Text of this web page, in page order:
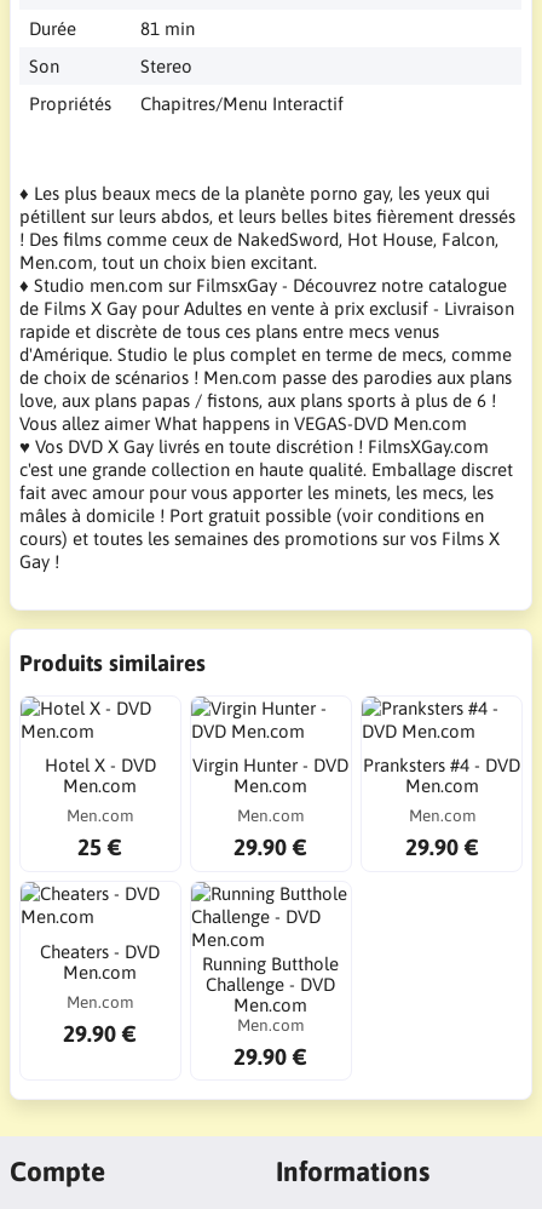
Durée
81 min
Son
Stereo
Propriétés
Chapitres/Menu Interactif
♦ Les plus beaux mecs de la planète porno gay, les yeux qui
pétillent sur leurs abdos, et leurs belles bites fièrement dressés
! Des films comme ceux de NakedSword, Hot House, Falcon,
Men.com, tout un choix bien excitant.
♦ Studio men.com sur FilmsxGay - Découvrez notre catalogue
de Films X Gay pour Adultes en vente à prix exclusif - Livraison
rapide et discrète de tous ces plans entre mecs venus
d'Amérique. Studio le plus complet en terme de mecs, comme
de choix de scénarios ! Men.com passe des parodies aux plans
love, aux plans papas / fistons, aux plans sports à plus de 6 !
Vous allez aimer What happens in VEGAS-DVD Men.com
♥ Vos DVD X Gay livrés en toute discrétion ! FilmsXGay.com
c'est une grande collection en haute qualité. Emballage discret
fait avec amour pour vous apporter les minets, les mecs, les
mâles à domicile ! Port gratuit possible (voir conditions en
cours) et toutes les semaines des promotions sur vos Films X
Gay !
Produits similaires
Hotel X - DVD
Men.com
Men.com
25 €
Virgin Hunter - DVD
Men.com
Men.com
29.90 €
Pranksters #4 - DVD
Men.com
Men.com
29.90 €
Cheaters - DVD
Men.com
Men.com
29.90 €
Running Butthole
Challenge - DVD
Men.com
Men.com
29.90 €
Compte Informations